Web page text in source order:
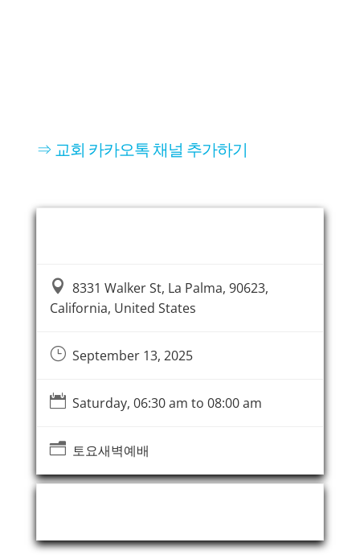
⇒ 교회 카카오톡 채널 추가하기
 8331 Walker St, La Palma, 90623,
California, United States
}September 13, 2025
 Saturday, 06:30 am to 08:00 am
n토요새벽예배